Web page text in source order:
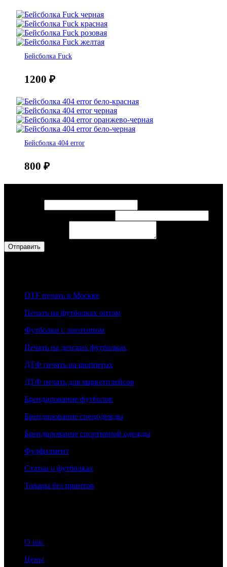
Бейсболка Fuck
1200 ₽
Бейсболка 404 error
800 ₽
Отправить
DTF печать в Москве
Печать на футболках оптом
Футболки с логотипом
Печать на детских футболках
ДТФ печать на шопперах
ДТФ печать для маркетплейсов
Брендирование футболок
Брендирование спецодежды
Брендирование спортивной одежды
Фулфилмент
Статьи о футболках
Товары без принтов
О нас
Цены